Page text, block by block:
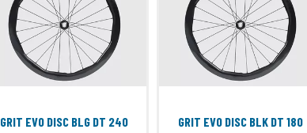
GRIT EVO DISC BLG DT 240
GRIT EVO DISC BLK DT 180